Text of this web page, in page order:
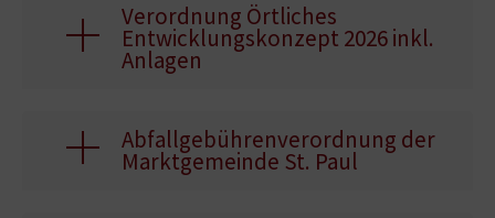
Verordnung Örtliches
Entwicklungskonzept 2026 inkl.
Anlagen
Abfallgebührenverordnung der
Marktgemeinde St. Paul